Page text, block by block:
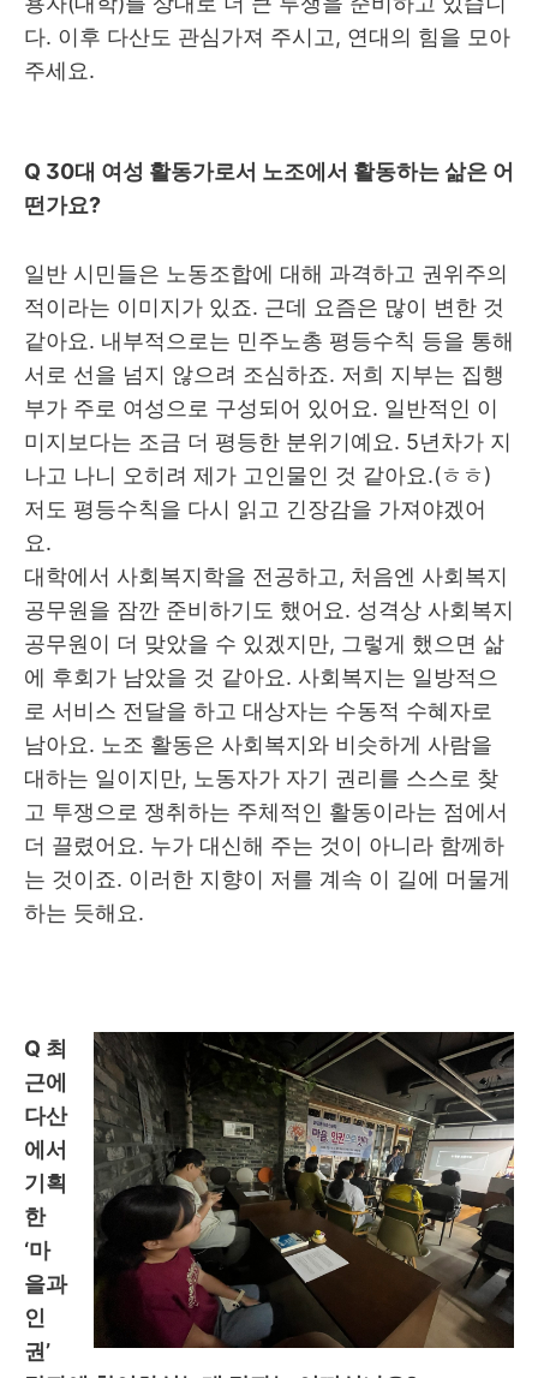
다. 이후 다산도 관심가져 주시고 , 연대의 힘을 모아
주세요.
Q 30대 여성 활동가로서 노조에서 활동하는 삶은 어
떤가요?
일반 시민들은 노동조합에 대해 과격하고 권위주의
적이라는 이미지가 있죠. 근데 요즘은 많이 변한 것
같아요. 내부적으로는 민주노총 평등수칙 등을 통해
서로 선을 넘지 않으려 조심하죠. 저희 지부는 집행
부가 주로 여성으로 구성되어 있어요. 일반적인 이
미지보다는 조금 더 평등한 분위기예요. 5년차가 지
나고 나니 오히려 제가 고인물인 것 같아요.(ㅎㅎ)
저도 평등수칙을 다시 읽고 긴장감을 가져야겠어
요.
대학에서 사회복지학을 전공하고 , 처음엔 사회복지
공무원을 잠깐 준비하기도 했어요. 성격상 사회복지
공무원이 더 맞았을 수 있겠지만, 그렇게 했으면 삶
에 후회가 남았을 것 같아요. 사회복지는 일방적으
로 서비스 전달을 하고 대상자는 수동적 수혜자로
남아요. 노조 활동은 사회복지와 비슷하게 사람을
대하는 일이지만, 노동자가 자기 권리를 스스로 찾
고 투쟁으로 쟁취하는 주체적인 활동이라는 점에서
더 끌렸어요. 누가 대신해 주는 것이 아니라 함께하
는 것이죠. 이러한 지향이 저를 계속 이 길에 머물게
하는 듯해요.
Q 최
근에
다산
에서
기획
한
‘마
을과
인
권’